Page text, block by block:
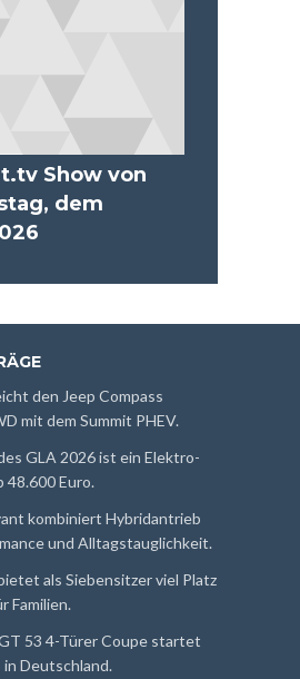
Show von
dem
den Jeep Compass
mit dem Summit PHEV.
GLA 2026 ist ein Elektro-
48.600 Euro.
kombiniert Hybridantrieb
und Alltagstauglichkeit.
als Siebensitzer viel Platz
Familien.
53 4-Türer Coupe startet
in Deutschland.